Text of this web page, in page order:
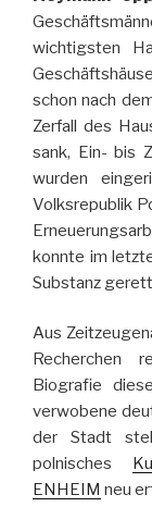
wichtigsten
schon nach
Zerfall des
sank, Ein- bis
wurden
Volksrepublik
konnte im
Substanz
Aus
Recherchen
Biografie
verwobene
der Stadt
polnisches
ENHEIM neu